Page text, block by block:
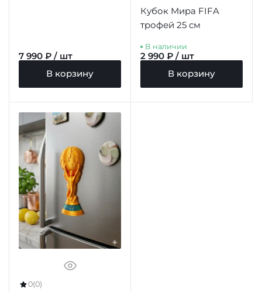
7 990 ₽ / шт
В корзину
Кубок Мира FIFA
трофей 25 см
В наличии
2 990 ₽ / шт
В корзину
0(0)